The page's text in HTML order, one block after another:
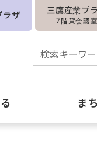
ラザ 三鷹産業プ
7階貸会議室
ま